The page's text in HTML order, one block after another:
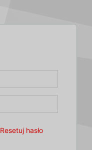
Resetuj hasło